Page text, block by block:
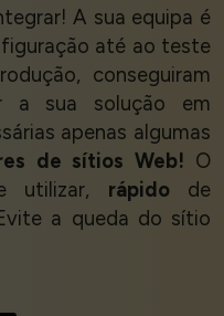
A sua equipa é
até ao teste
conseguiram
a sua solução em
apenas algumas
de sítios Web! O
utilizar, rápidode
a queda do sítio